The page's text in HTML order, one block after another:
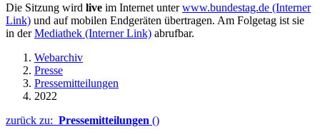
Die Sitzung wird live im Internet unterwww.bundestag.de (Interner
Link) und auf mobilen Endgeräten übertragen. Am Folgetag ist sie
in derMediathek (Interner Link) abrufbar.
Webarchiv
Presse
Pressemitteilungen
2022
zurück zu: Pressemitteilungen ()